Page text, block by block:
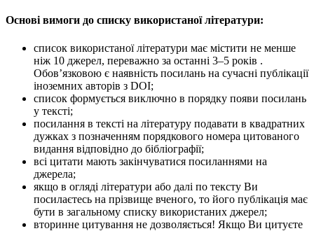
Основі вимоги до списку використаної літератури:
список використаної літератури має містити не менше
ніж 10 джерел, переважно за останні 3–5 років .
Обов’язковою є наявність посилань на сучасні публікації
іноземних авторів з DOI;
список формується виключно в порядку появи посилань
у тексті;
посилання в тексті на літературу подавати в квадратних
дужках з позначенням порядкового номера цитованого
видання відповідно до бібліографії;
всі цитати мають закінчуватися посиланнями на
джерела;
якщо в огляді літератури або далі по тексту Ви
посилаєтесь на прізвище вченого, то його публікація має
бути в загальному списку використаних джерел;
вторинне цитування не дозволяється! Якщо Ви цитуєте